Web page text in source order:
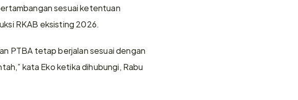
sesuai ketentuan
RKAB eksisting 2026.
PTBA tetap berjalan sesuai dengan
kata Eko ketika dihubungi, Rabu